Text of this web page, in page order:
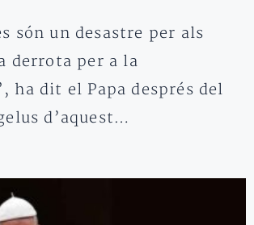
són un desastre per als
derrota per a la
ha dit el Papa després del
d’aquest…